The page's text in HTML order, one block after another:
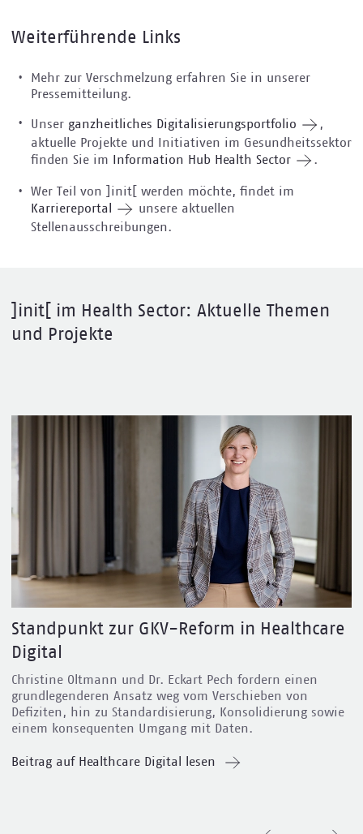
Weiterführende Links
Mehr zur Verschmelzung erfahren Sie in unserer
Pressemitteilung.
Unser ganzheitliches Digitalisierungsportfolio
,
aktuelle Projekte und Initiativen im Gesundheitssektor
finden Sie im
Information Hub Health Sector .
Wer Teil von ]init[ werden möchte, findet im
Karriereportal
unsere aktuellen
Stellenausschreibungen.
]init[ im Health Sector: Aktuelle Themen
und Projekte
Standpunkt zur GKV-Reform in Healthcare
Digital
Christine Oltmann und Dr. Eckart Pech fordern einen
grundlegenderen Ansatz weg vom Verschieben von
Defiziten, hin zu Standardisierung, Konsolidierung sowie
einem konsequenten Umgang mit Daten.
Beitrag auf Healthcare Digital lesen